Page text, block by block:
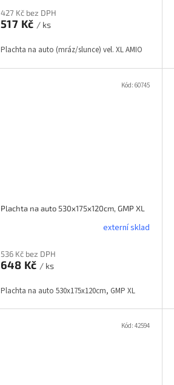
427 Kč bez DPH
517 Kč / ks
Plachta na auto (mráz/slunce) vel. XL AMIO
Plachta na auto 530x175x120cm, GMP XL
externí sklad
536 Kč bez DPH
648 Kč / ks
Plachta na auto 530x175x120cm, GMP XL
Kód:60745
Kód:42594